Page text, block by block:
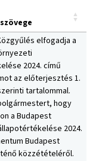
elfogadja a
2024. című
az előterjesztés 1.
tartalommal.
hogy
a Budapest
2024.
Budapest
közzétételéről.